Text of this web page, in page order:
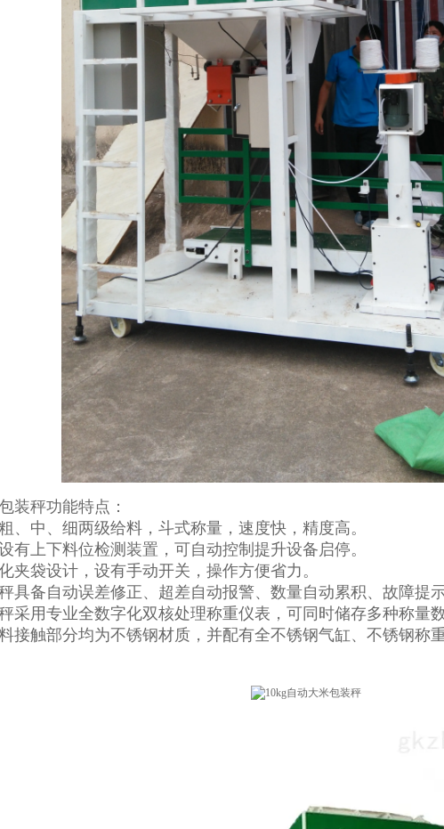
装秤功能特点：
中、细两级给料，斗式称量，速度快，精度高。
上下料位检测装置，可自动控制提升设备启停。
袋设计，设有手动开关，操作方便省力。
备自动误差修正、超差自动报警、数量自动累积、故障提示
用专业全数字化双核处理称重仪表，可同时储存多种称量数
触部分均为不锈钢材质，并配有全不锈钢气缸、不锈钢称